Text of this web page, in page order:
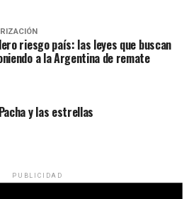
riesgo país: las leyes que buscan
a la Argentina de remate
y las estrellas
PUBLICIDAD